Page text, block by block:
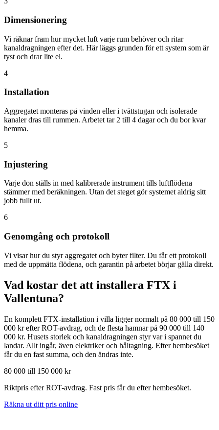
Dimensionering
Vi räknar fram hur mycket luft varje rum behöver och ritar
kanaldragningen efter det. Här läggs grunden för ett system som är
tyst och drar lite el.
4
Installation
Aggregatet monteras på vinden eller i tvättstugan och isolerade
kanaler dras till rummen. Arbetet tar 2 till 4 dagar och du bor kvar
hemma.
5
Injustering
Varje don ställs in med kalibrerade instrument tills luftflödena
stämmer med beräkningen. Utan det steget gör systemet aldrig sitt
jobb fullt ut.
6
Genomgång och protokoll
Vi visar hur du styr aggregatet och byter filter. Du får ett protokoll
med de uppmätta flödena, och garantin på arbetet börjar gälla direkt.
Vad kostar det att installera FTX i
Vallentuna?
En komplett FTX-installation i villa ligger normalt på 80 000 till 150
000 kr efter ROT-avdrag, och de flesta hamnar på 90 000 till 140
000 kr. Husets storlek och kanaldragningen styr var i spannet du
landar. Allt ingår, även elektriker och håltagning. Efter hembesöket
får du en fast summa, och den ändras inte.
80 000 till 150 000 kr
Riktpris efter ROT-avdrag. Fast pris får du efter hembesöket.
Räkna ut ditt pris online